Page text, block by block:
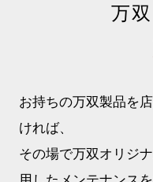
万
お持ちの万双製品を
ければ、
その場で万双オリジ